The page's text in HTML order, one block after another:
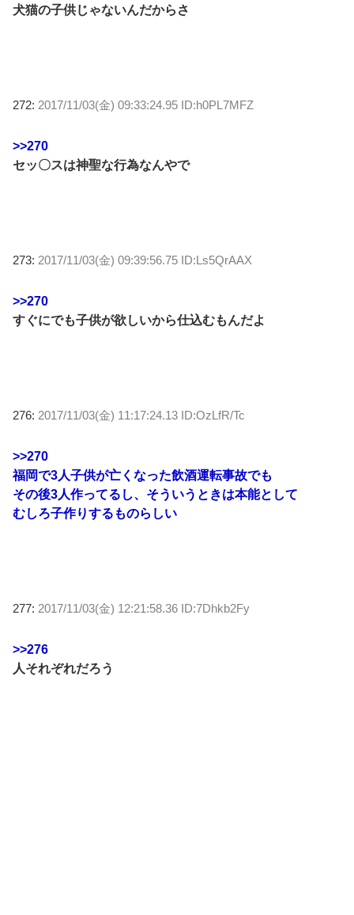
犬猫の子供じゃないんだからさ
272: 2017/11/03(金) 09:33:24.95 ID:h0PL7MFZ
>>270
セッ〇スは神聖な行為なんやで
273: 2017/11/03(金) 09:39:56.75 ID:Ls5QrAAX
>>270
すぐにでも子供が欲しいから仕込むもんだよ
276: 2017/11/03(金) 11:17:24.13 ID:OzLfR/Tc
>>270
福岡で3人子供が亡くなった飲酒運転事故でも
その後3人作ってるし、そういうときは本能として
むしろ子作りするものらしい
277: 2017/11/03(金) 12:21:58.36 ID:7Dhkb2Fy
>>276
人それぞれだろう